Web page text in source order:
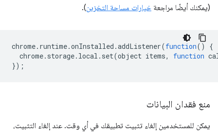
(يمكنك أيضًا مراجعة خيارات مساحة التخزين).
chrome. runtime.onInstalled .addListener(function()
{
chrome. storage. local . set(object items, function
});
منع فقدان البيانات
يمكن للمستخدمين إلغاء تثبيت تطبيقك في أي وقت. عند إلغاء التثبيت،